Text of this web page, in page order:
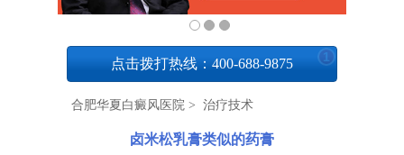
点击拨打热线：400-688-9875 1
合肥华夏白癜风医院 > 治疗技术
卤米松乳膏类似的药膏